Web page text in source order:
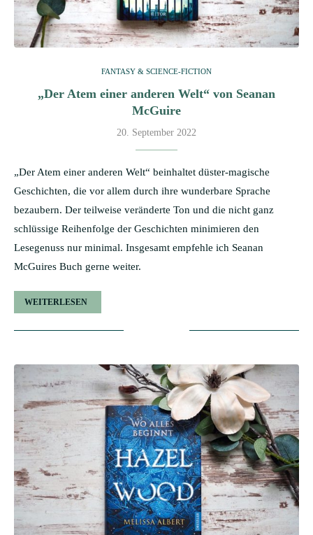
FANTASY & SCIENCE-FICTION
„Der Atem einer anderen Welt“ von Seanan
McGuire
20. September 2022
„Der Atem einer anderen Welt“ beinhaltet düster-magische
Geschichten, die vor allem durch ihre wunderbare Sprache
bezaubern. Der teilweise veränderte Ton und die nicht ganz
schlüssige Reihenfolge der Geschichten minimieren den
Lesegenuss nur minimal. Insgesamt empfehle ich Seanan
McGuires Buch gerne weiter.
WEITERLESEN